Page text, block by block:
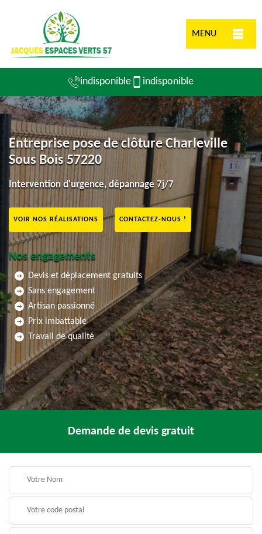
MENU
indisponible indisponible
Entreprise pose de clôture Charleville
Sous Bois 57220
Intervention d'urgence, dépannage 7j/7
VOIR NOS RÉALISATIONS CONTACTEZ-NOUS !
Nos engagements
Devis et déplacement gratuits
Sans engagement
Artisan passionné
Prix imbattable
Travail de qualité
Demande de devis gratuit